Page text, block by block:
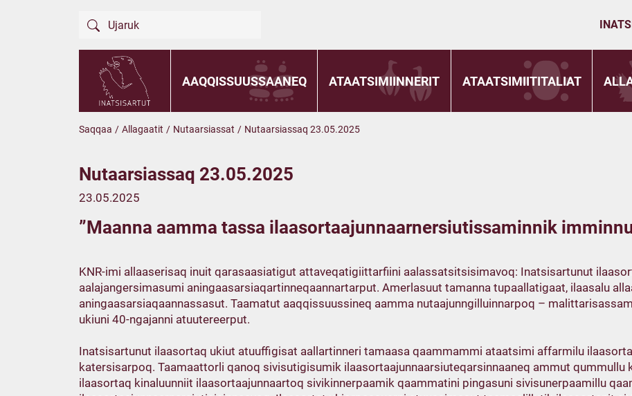
AAQQISSUUSSAANEQ ATAATSIMIINNERIT ATAATSIMIITITALIAT
Saqqaa / Allagaatit / Nutaarsiassat / Nutaarsiassaq 23.05.2025
Nutaarsiassaq 23.05.2025
23.05.2025
”Maanna aamma tassa ilaasortaajunnaarnersiutissaminnik
KNR-imi allaaserisaq inuit qarasaasiatigut attaveqatigiittarfiini aalassatsitsisimavoq: Inatsisartunut
aalajangersimasumi aningaasarsiaqartinneqaannartarput. Amerlasuut tamanna tupaallatigaat, ilaasalu
aningaasarsiaqaannassasut. Taamatut aaqqissuussineq aamma nutaajunngilluinnarpoq –
ukiuni 40-ngajanni atuutereerput.
Inatsisartunut ilaasortaq ukiut atuuffigisat aallartinneri tamaasa qaammammi ataatsimi affarmilu
katersisarpoq. Taamaattorli qanoq sivisutigisumik ilaasortaajunnaarsiuteqarsinnaaneq ammut qummullu
ilaasortaq kinaluunniit ilaasortaajunnaartoq sivikinnerpaamik qaammatini pingasuni sivisunerpaamillu